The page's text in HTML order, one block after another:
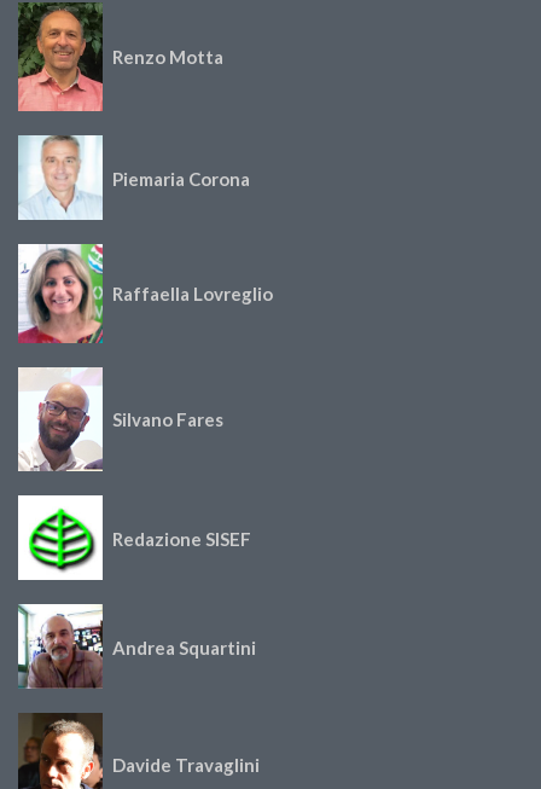
Renzo Motta
Piemaria Corona
Raffaella Lovreglio
Silvano Fares
Redazione SISEF
Andrea Squartini
Davide Travaglini